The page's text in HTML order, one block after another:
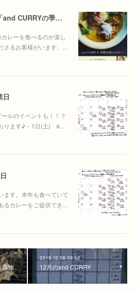
【お知らせ】レシピ本「and CURRYの季節を季節を楽しむカレー」6/30(火)発売決定！！
レーを食べるのが楽し
さるお客様がいます。…
日
ルのイベントも！！？
ります♪・1日(土) a…
ます。本年も食べていて
るカレーをご提供でき…
高知
2019.12.08 09:52
12月のand CURRY